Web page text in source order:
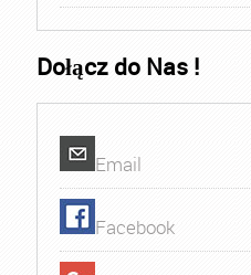
Dołącz do Nas !
Email
Facebook